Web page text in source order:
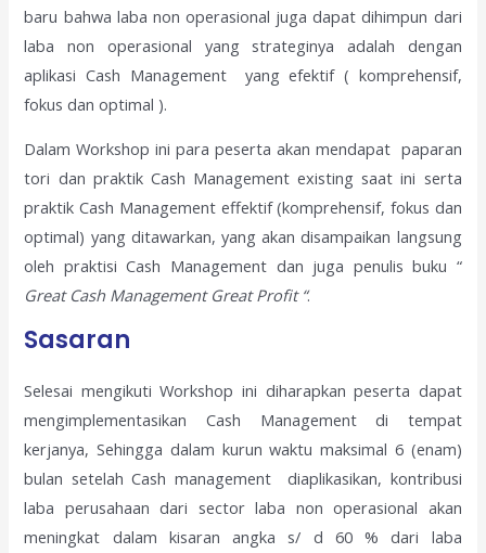
baru bahwa laba non operasional juga dapat dihimpun dari
laba non operasional yang strateginya adalah dengan
aplikasi Cash Management yang efektif ( komprehensif,
fokus dan optimal ).
Dalam Workshop ini para peserta akan mendapat paparan
tori dan praktik Cash Management existing saat ini serta
praktik Cash Management effektif (komprehensif, fokus dan
optimal) yang ditawarkan, yang akan disampaikan langsung
oleh praktisi Cash Management dan juga penulis buku “
Great Cash Management Great Profit “.
Sasaran
Selesai mengikuti Workshop ini diharapkan peserta dapat
mengimplementasikan Cash Management di tempat
kerjanya, Sehingga dalam kurun waktu maksimal 6 (enam)
bulan setelah Cash management diaplikasikan, kontribusi
laba perusahaan dari sector laba non operasional akan
meningkat dalam kisaran angka s/ d 60 % dari laba